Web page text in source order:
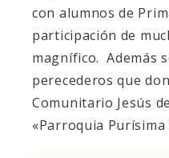
con alumnos de
participación de
magnífico. Además
perecederos que
Comunitario Jesús
«Parroquia Purísima